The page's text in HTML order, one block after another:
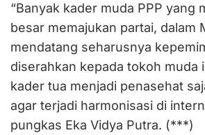
“Banyak kader muda PPP yang
besar memajukan partai, dalam
mendatang seharusnya
diserahkan kepada tokoh muda
kader tua menjadi penasehat
agar terjadi harmonisasi di
pungkas Eka Vidya Putra. (***)